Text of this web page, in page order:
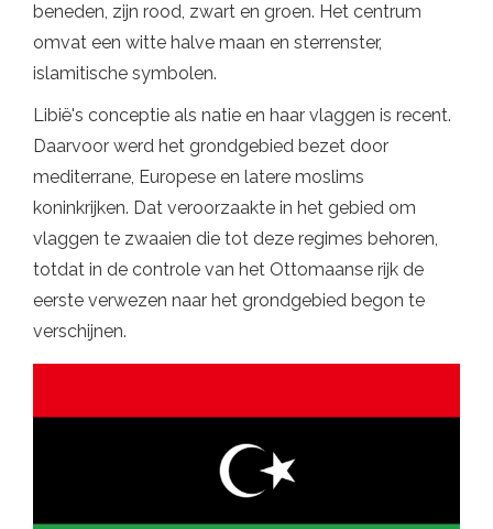
beneden, zijn rood, zwart en groen. Het centrum
omvat een witte halve maan en sterrenster,
islamitische symbolen.
Libië's conceptie als natie en haar vlaggen is recent.
Daarvoor werd het grondgebied bezet door
mediterrane, Europese en latere moslims
koninkrijken. Dat veroorzaakte in het gebied om
vlaggen te zwaaien die tot deze regimes behoren,
totdat in de controle van het Ottomaanse rijk de
eerste verwezen naar het grondgebied begon te
verschijnen.